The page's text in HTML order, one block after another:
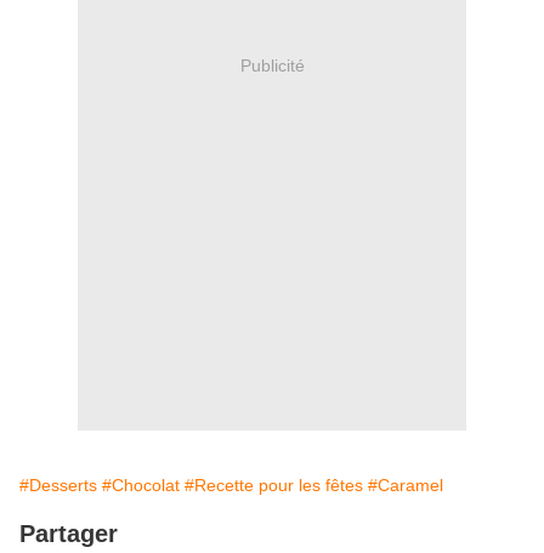
Publicité
#Desserts #Chocolat #Recette pour les fêtes #Caramel
Partager